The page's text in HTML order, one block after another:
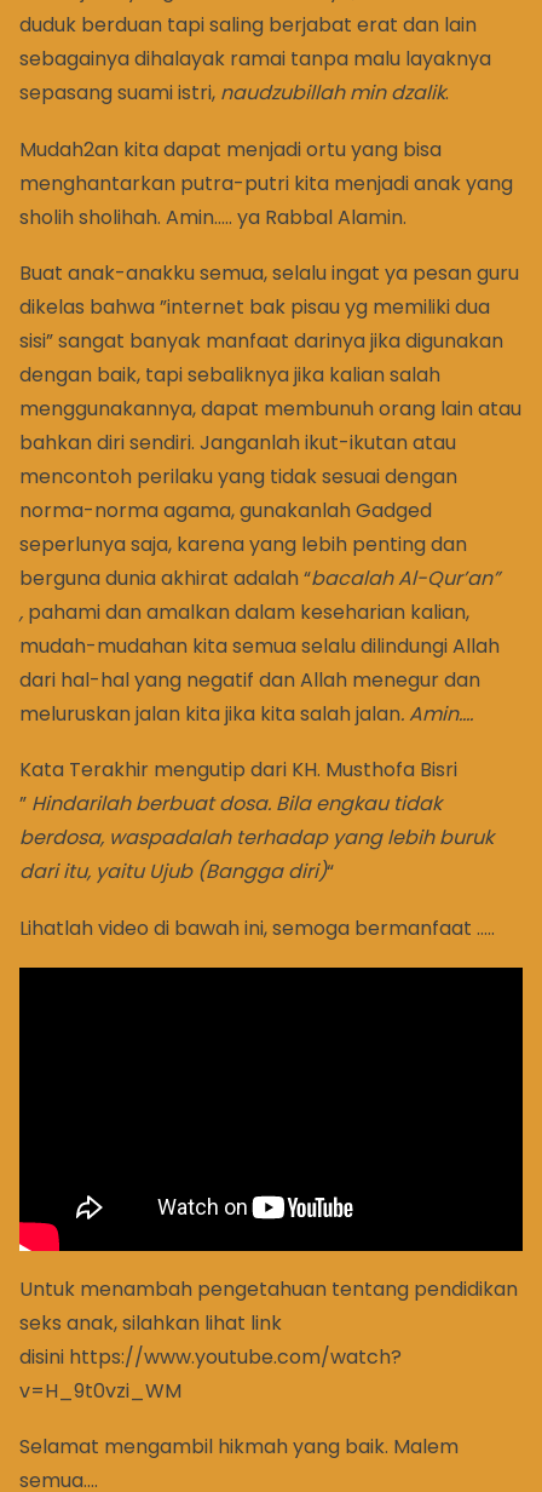
duduk berduan tapi saling berjabat erat dan lain
sebagainya dihalayak ramai tanpa malu layaknya
sepasang suami istri, naudzubillah min dzalik.
Mudah2an kita dapat menjadi ortu yang bisa
menghantarkan putra-putri kita menjadi anak yang
sholih sholihah. Amin….. ya Rabbal Alamin.
Buat anak-anakku semua, selalu ingat ya pesan guru
dikelas bahwa ”internet bak pisau yg memiliki dua
sisi” sangat banyak manfaat darinya jika digunakan
dengan baik, tapi sebaliknya jika kalian salah
menggunakannya, dapat membunuh orang lain atau
bahkan diri sendiri. Janganlah ikut-ikutan atau
mencontoh perilaku yang tidak sesuai dengan
norma-norma agama, gunakanlah Gadged
seperlunya saja, karena yang lebih penting dan
berguna dunia akhirat adalah “bacalah Al-Qur’an”
, pahami dan amalkan dalam keseharian kalian,
mudah-mudahan kita semua selalu dilindungi Allah
dari hal-hal yang negatif dan Allah menegur dan
meluruskan jalan kita jika kita salah jalan. Amin….
Kata Terakhir mengutip dari KH. Musthofa Bisri
” Hindarilah berbuat dosa. Bila engkau tidak
berdosa, waspadalah terhadap yang lebih buruk
dari itu, yaitu Ujub (Bangga diri)“
Lihatlah video di bawah ini, semoga bermanfaat …..
Untuk menambah pengetahuan tentang pendidikan
seks anak, silahkan lihat link
disini https://www.youtube.com/watch?
v=H_9t0vzi_WM
Selamat mengambil hikmah yang baik. Malem
semua….